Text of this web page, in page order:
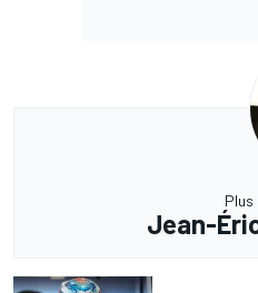
Plus
Jean-